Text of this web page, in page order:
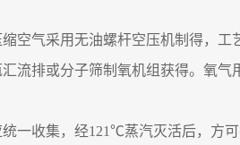
空气采用无油螺杆空压机制得，工
流排或分子筛制氧机组获得。氧气
统一收集，经121℃蒸汽灭活后， 方